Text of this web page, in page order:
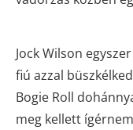
Jock Wilson
fiú azzal
Bogie Roll
meg kellett